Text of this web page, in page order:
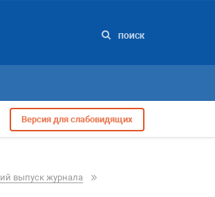
ПОИСК
Версия для слабовидящих
выпуск журнала